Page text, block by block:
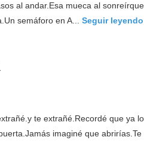
al andar.Esa mueca al
semáforo en A... Seguir leyendo
te extrañé.Recordé que ya
imaginé que